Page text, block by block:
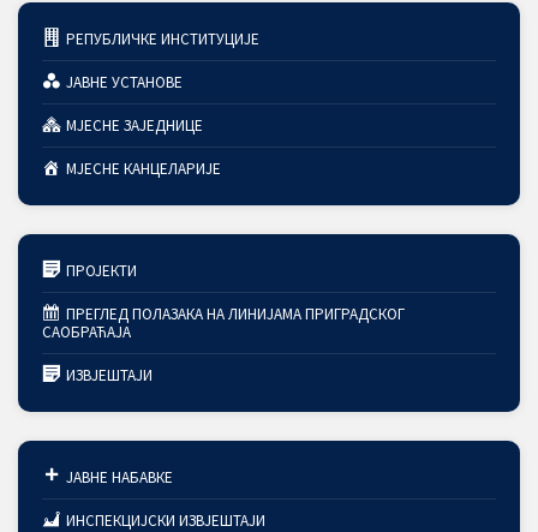
РЕПУБЛИЧКЕ ИНСТИТУЦИЈЕ
ЈАВНЕ УСТАНОВЕ
МЈЕСНЕ ЗАЈЕДНИЦЕ
МЈЕСНЕ КАНЦЕЛАРИЈЕ
ПРОЈЕКТИ
ПРЕГЛЕД ПОЛАЗАКА НА ЛИНИЈАМА ПРИГРАДСКОГ
САОБРАЋАЈА
ИЗВЈЕШТАЈИ
ЈАВНЕ НАБАВКЕ
ИНСПЕКЦИЈСКИ ИЗВЈЕШТАЈИ